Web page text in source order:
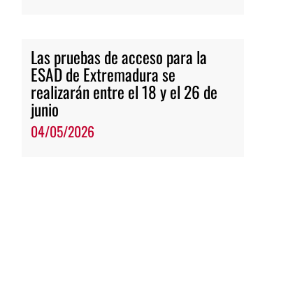
Las pruebas de acceso para la
ESAD de Extremadura se
realizarán entre el 18 y el 26 de
junio
04/05/2026